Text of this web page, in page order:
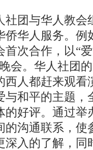
团与华人教会
华人服务。例
次合作，以“
会。华人社团
人都赶来观看
和平的主题，
的好评。通过举
沟通联系，使
深入的了解，同